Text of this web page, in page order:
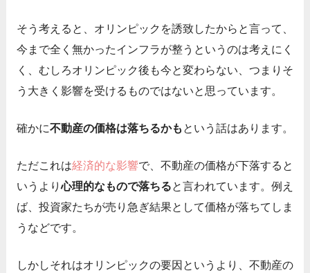
そう考えると、オリンピックを誘致したからと言って、
今まで全く無かったインフラが整うというのは考えにく
く、むしろオリンピック後も今と変わらない、つまりそ
う大きく影響を受けるものではないと思っています。
確かに不動産の価格は落ちるかも という話はあります。
ただこれは経済的な影響で、不動産の価格が下落すると
いうより心理的なもので落ちると言われています。例え
ば、投資家たちが売り急ぎ結果として価格が落ちてしま
うなどです。
しかしそれはオリンピックの要因というより、不動産の